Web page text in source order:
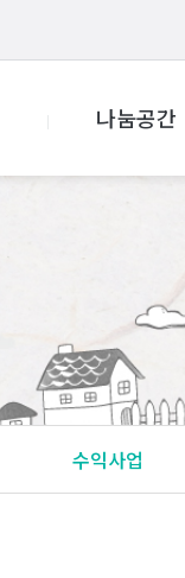
나눔공간
수익사업